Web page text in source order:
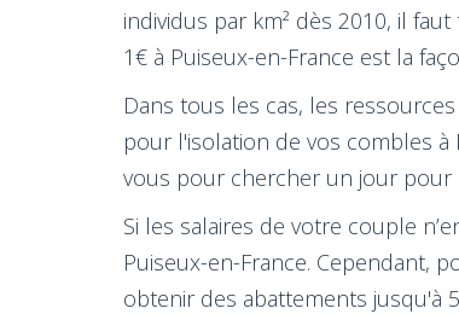
individus par km² dès 2010, il
1€ à Puiseux-en-France est la
Dans tous les cas, les
pour l'isolation de vos combles
vous pour chercher un jour pour
Si les salaires de votre couple
Puiseux-en-France. Cependant,
obtenir des abattements jusqu'à